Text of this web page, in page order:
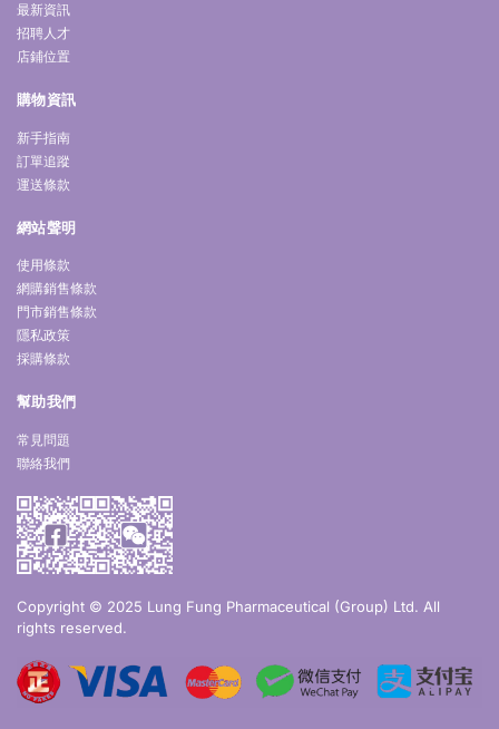
最新資訊
招聘人才
店鋪位置
購物資訊
新手指南
訂單追蹤
運送條款
網站聲明
使用條款
網購銷售條款
門市銷售條款
隱私政策
採購條款
幫助我們
常見問題
聯絡我們
Copyright © 2025 Lung Fung Pharmaceutical (Group) Ltd. All
rights reserved.